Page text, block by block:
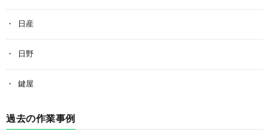
日産
日野
鍵屋
過去の作業事例